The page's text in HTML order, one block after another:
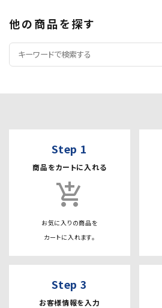
他の商品を探す
Step 1
商品をカートに入れる
add_shopping_cart
お気に入りの商品を
カートに入れます。
Step 3
お客様情報を入力